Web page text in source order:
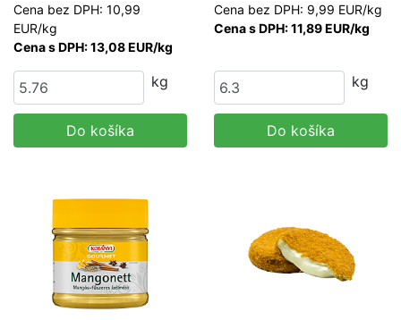
Cena bez DPH: 10,99
EUR/kg
Cena s DPH: 13,08 EUR/kg
kg
Do košíka
Cena bez DPH: 9,99 EUR/kg
Cena s DPH: 11,89 EUR/kg
kg
Do košíka